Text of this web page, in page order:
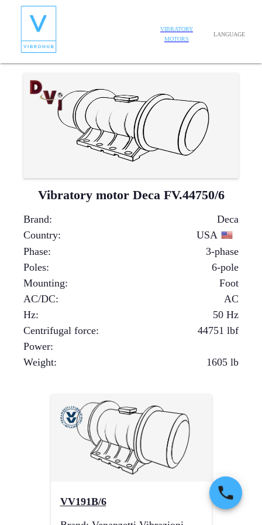
VIBRATORY
MOTORS
LANGUAGE
Vibratory motor Deca FV.44750/6
Brand:
Deca
Country:
USA
Phase:
3-phase
Poles:
6-pole
Mounting:
Foot
AC/DC:
AC
Hz:
50 Hz
Centrifugal force: 44751 lbf
Power:
Weight: 1605 lb
VV191B/6